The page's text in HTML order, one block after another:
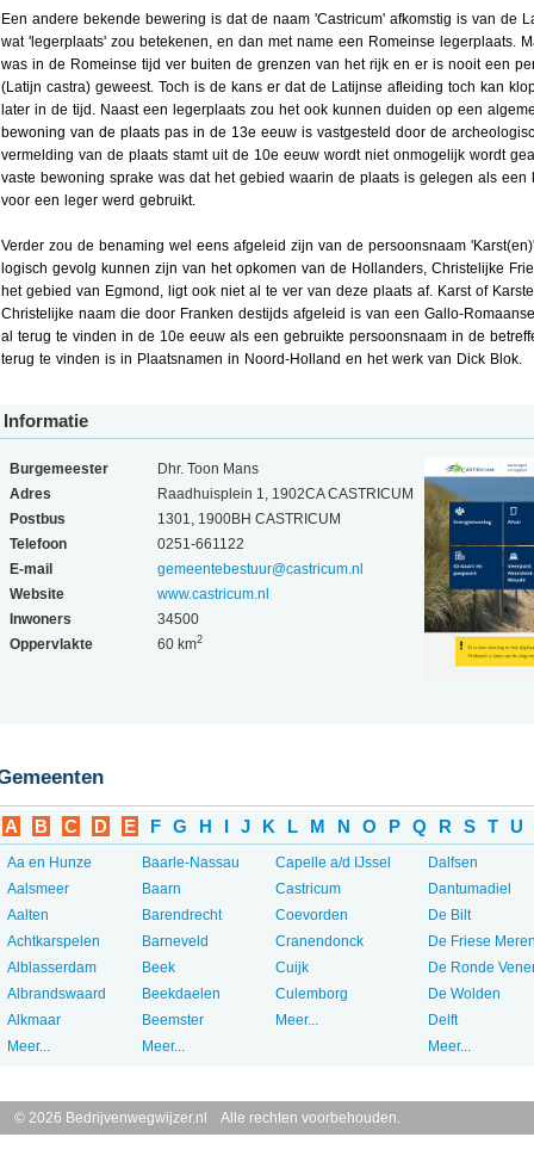
Een andere bekende bewering is dat de naam 'Castricum' afkomstig is van de
wat 'legerplaats' zou betekenen, en dan met name een Romeinse legerplaats.
was in de Romeinse tijd ver buiten de grenzen van het rijk en er is nooit een
(Latijn castra) geweest. Toch is de kans er dat de Latijnse afleiding toch kan
later in de tijd. Naast een legerplaats zou het ook kunnen duiden op een
bewoning van de plaats pas in de 13e eeuw is vastgesteld door de
vermelding van de plaats stamt uit de 10e eeuw wordt niet onmogelijk wordt
vaste bewoning sprake was dat het gebied waarin de plaats is gelegen als een
voor een leger werd gebruikt.
Verder zou de benaming wel eens afgeleid zijn van de persoonsnaam
logisch gevolg kunnen zijn van het opkomen van de Hollanders, Christelijke
het gebied van Egmond, ligt ook niet al te ver van deze plaats af. Karst of
Christelijke naam die door Franken destijds afgeleid is van een Gallo-
al terug te vinden in de 10e eeuw als een gebruikte persoonsnaam in de
terug te vinden is in Plaatsnamen in Noord-Holland en het werk van Dick Blok.
Informatie
Burgemeester
Dhr. Toon Mans
Adres
Raadhuisplein 1, 1902CA CASTRICUM
Postbus
1301, 1900BH CASTRICUM
Telefoon
0251-661122
E-mail
gemeentebestuur@castricum.nl
Website
www.castricum.nl
Inwoners
34500
Oppervlakte
60 km2
A B C D E F G H I J K L M N O P Q R S T U
Aa en Hunze
Aalsmeer
Aalten
Achtkarspelen
Alblasserdam
Albrandswaard
Alkmaar
Meer...
Baarle-Nassau
Baarn
Barendrecht
Barneveld
Beek
Beekdaelen
Beemster
Meer...
Capelle a/d IJssel
Castricum
Coevorden
Cranendonck
Cuijk
Culemborg
Meer...
Dalfsen
Dantumadiel
De Bilt
De Friese
De Ronde
De Wolden
Delft
Meer...
© 2026 Bedrijvenwegwijzer.nl Alle rechten voorbehouden.